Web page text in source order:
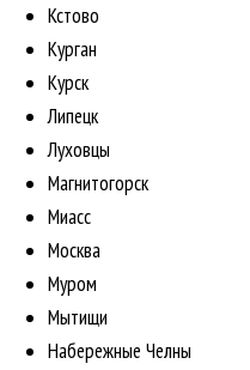
Кстово
Курган
Курск
Липецк
Луховцы
Магнитогорск
Миасс
Москва
Муром
Мытищи
Набережные Челны